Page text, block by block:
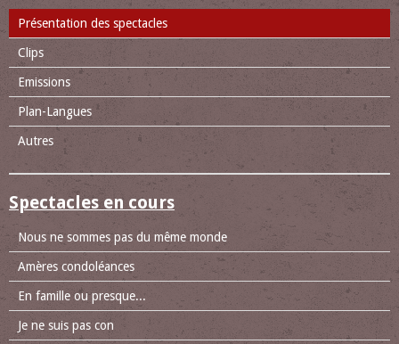
Présentation des spectacles
Clips
Emissions
Plan-Langues
Autres
Spectacles en cours
Nous ne sommes pas du même monde
Amères condoléances
En famille ou presque...
Je ne suis pas con